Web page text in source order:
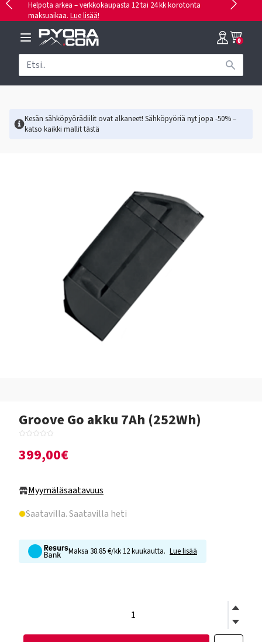
Helpota arkea – verkkokaupasta 12 tai 24 kk korotonta
maksuaikaa. Lue lisää!
0
Kesän sähköpyörädiilit ovat alkaneet! Sähköpyöriä nyt jopa -50% –
katso kaikki mallittästä
Groove Go akku 7Ah (252Wh)
399,00€
Myymäläsaatavuus
Saatavilla. Saatavilla heti
Maksa 38.85 €/kk 12 kuukautta. Lue lisää